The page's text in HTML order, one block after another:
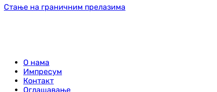
Стање на граничним прелазима
О нама
Импресум
Контакт
Оглашавање